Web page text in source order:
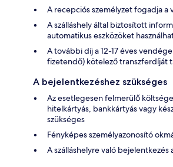
A recepciós személyzet fogadja a
A szálláshely által biztosított
automatikus eszközöket
A további díj a 12-17 éves
fizetendő) kötelező transzferdíját
A bejelentkezéshez szükséges
Az esetlegesen felmerülő
hitelkártyás, bankkártyás vagy
szükséges
Fényképes személyazonosító
A szálláshelyre való bejelentkezés